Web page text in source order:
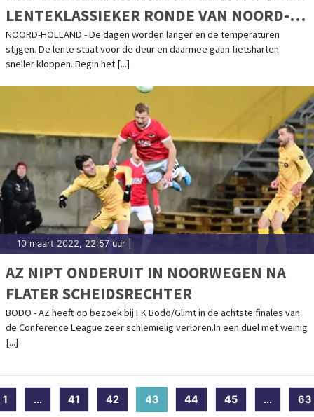
LENTEKLASSIEKER RONDE VAN NOORD-
HOLLAND
NOORD-HOLLAND - De dagen worden langer en de temperaturen
stijgen. De lente staat voor de deur en daarmee gaan fietsharten
sneller kloppen. Begin het [...]
10 maart 2022, 22:57 uur
AZ NIPT ONDERUIT IN NOORWEGEN NA
FLATER SCHEIDSRECHTER
BODO - AZ heeft op bezoek bij FK Bodo/Glimt in de achtste finales van
de Conference League zeer schlemielig verloren.In een duel met weinig
[...]
1 ... 41 42 43 (current)
44 45 ... 63